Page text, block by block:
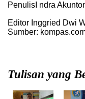
Penulis I ndra
Editor Inggried Dwi
Sumber:
Tulisan yang